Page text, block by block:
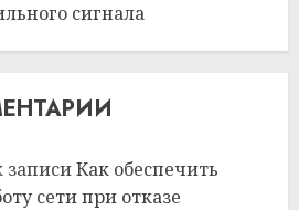
сигнала
записиКак обеспечить
сети при отказе